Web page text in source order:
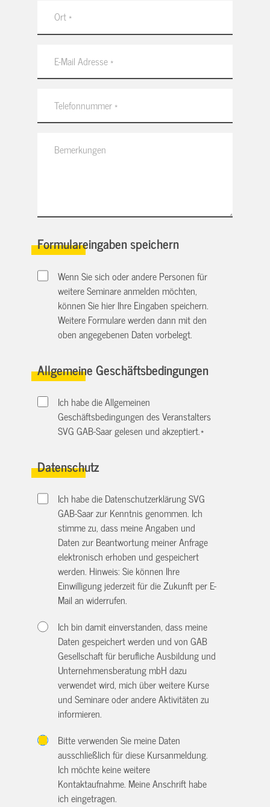
Formulareingaben speichern
Wenn Sie sich oder andere Personen für
weitere Seminare anmelden möchten,
können Sie hier Ihre Eingaben speichern.
Weitere Formulare werden dann mit den
oben angegebenen Daten vorbelegt.
Allgemeine Geschäftsbedingungen
Ich habe die Allgemeinen
Geschäftsbedingungen des Veranstalters
SVG GAB-Saar gelesen und akzeptiert.*
Datenschutz
Ich habe die Datenschutzerklärung SVG
GAB-Saar zur Kenntnis genommen. Ich
stimme zu, dass meine Angaben und
Daten zur Beantwortung meiner Anfrage
elektronisch erhoben und gespeichert
werden. Hinweis: Sie können Ihre
Einwilligung jederzeit für die Zukunft per E-
Mail anwiderrufen.
Ich bin damit einverstanden, dass meine
Daten gespeichert werden und von GAB
Gesellschaft für berufliche Ausbildung und
Unternehmensberatung mbH dazu
verwendet wird, mich über weitere Kurse
und Seminare oder andere Aktivitäten zu
informieren.
Bitte verwenden Sie meine Daten
ausschließlich für diese Kursanmeldung.
Ich möchte keine weitere
Kontaktaufnahme. Meine Anschrift habe
ich eingetragen.